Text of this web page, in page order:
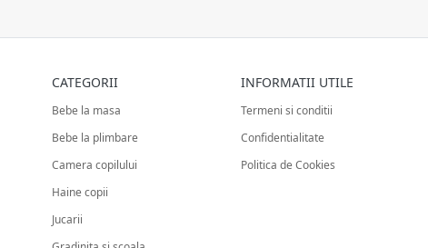
CATEGORII
Bebe la masa
Bebe la plimbare
Camera copilului
Haine copii
Jucarii
INFORMATII UTILE
Termeni si conditii
Confidentialitate
Politica de Cookies